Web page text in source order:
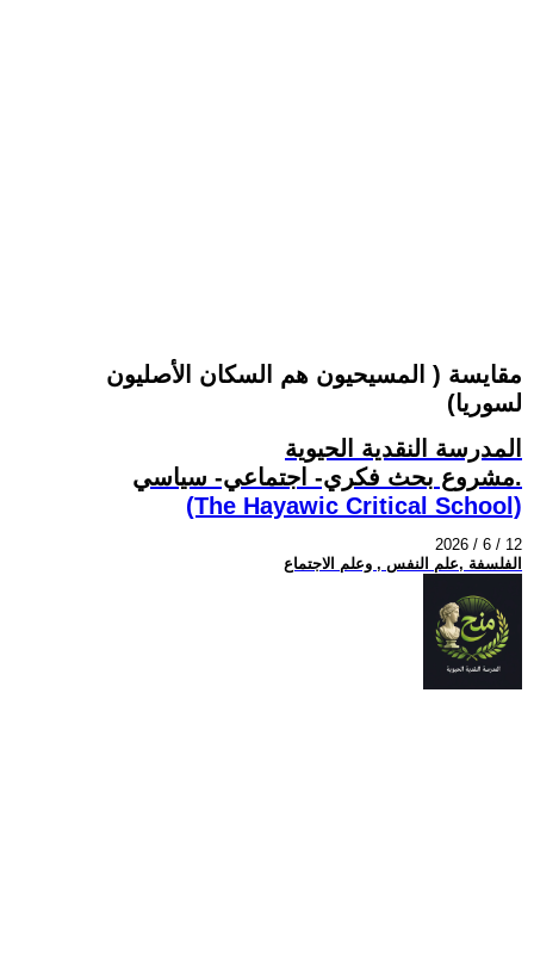
مقايسة ( المسيحيون هم السكان الأصليون
لسوريا)
المدرسة النقدية الحيوية
مشروع بحث فكري- اجتماعي- سياسي.
(The Hayawic Critical School)
2026 / 6 / 12
الفلسفة ,علم النفس , وعلم الاجتماع